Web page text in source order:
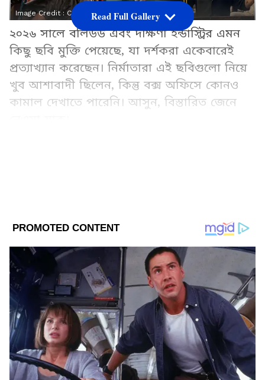
Image Credit : ChatGPT
২০২৬ সালে বলিউড এবং দক্ষিণী ইন্ডাস্ট্রির এমন
কিছু ছবি মুক্তি পেয়েছে, যা দর্শকরা একেবারেই
প্রত্যাখ্যান করেছেন। নির্মাতারা এই ছবিগুলো নিয়ে
খুব আশাবাদী ছিলেন, কিন্তু বক্স অফিসে কোনও
কামাল দেখাতে পারেনি। আসুন, বিস্তারিত জেনে
Image Credit : Instagram
ছবি- হ্যাপি প্যাটেল: খতরনাক জাসুস
ভাষা- হিন্দি
বাজেট- ২৫-৩০ কোটি
Read Full Gallery